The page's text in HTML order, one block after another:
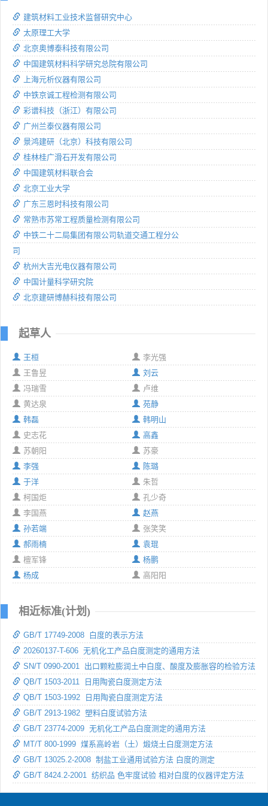
建筑材料工业技术监督研究中心
太原理工大学
北京奥博泰科技有限公司
中国建筑材料科学研究总院有限公司
上海元析仪器有限公司
中铁京诚工程检测有限公司
彩谱科技（浙江）有限公司
广州兰泰仪器有限公司
景鸿建研（北京）科技有限公司
桂林桂广滑石开发有限公司
中国建筑材料联合会
北京工业大学
广东三恩时科技有限公司
常熟市苏常工程质量检测有限公司
中铁二十二局集团有限公司轨道交通工程分公
司
杭州大吉光电仪器有限公司
中国计量科学研究院
北京建研博赫科技有限公司
起草人
王桓
李光强
王鲁昱
刘云
冯瑞雪
卢维
黄达泉
苑静
韩磊
韩明山
史志花
高鑫
苏朝阳
苏豪
李强
陈璐
于洋
朱哲
柯国炬
孔少奇
李国燕
赵燕
孙若端
张笑笑
郝雨楠
袁琨
檀军锋
杨鹏
杨成
高阳阳
相近标准(计划)
GB/T 17749-2008 白度的表示方法
20260137-T-606 无机化工产品白度测定的通用方法
SN/T 0990-2001 出口颗粒膨润土中白度、酸度及膨胀容的检验方法
QB/T 1503-2011 日用陶瓷白度测定方法
QB/T 1503-1992 日用陶瓷白度测定方法
GB/T 2913-1982 塑料白度试验方法
GB/T 23774-2009 无机化工产品白度测定的通用方法
MT/T 800-1999 煤系高岭岩（土）煅烧土白度测定方法
GB/T 13025.2-2008 制盐工业通用试验方法 白度的测定
GB/T 8424.2-2001 纺织品 色牢度试验 相对白度的仪器评定方法